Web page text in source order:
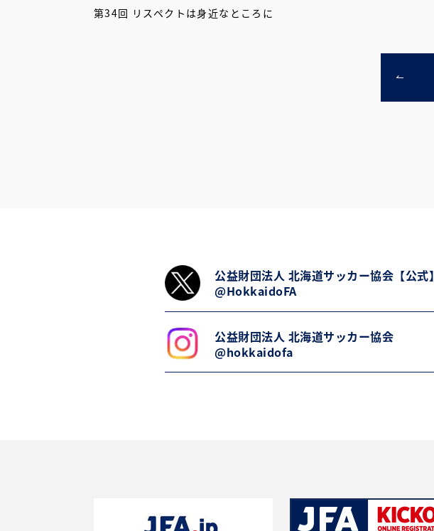
第34回 リスペクトは身近なところに
公益財団法人 北海道サッカー協会【公式】
@HokkaidoFA
公益財団法人 北海道サッカー協会
@hokkaidofa